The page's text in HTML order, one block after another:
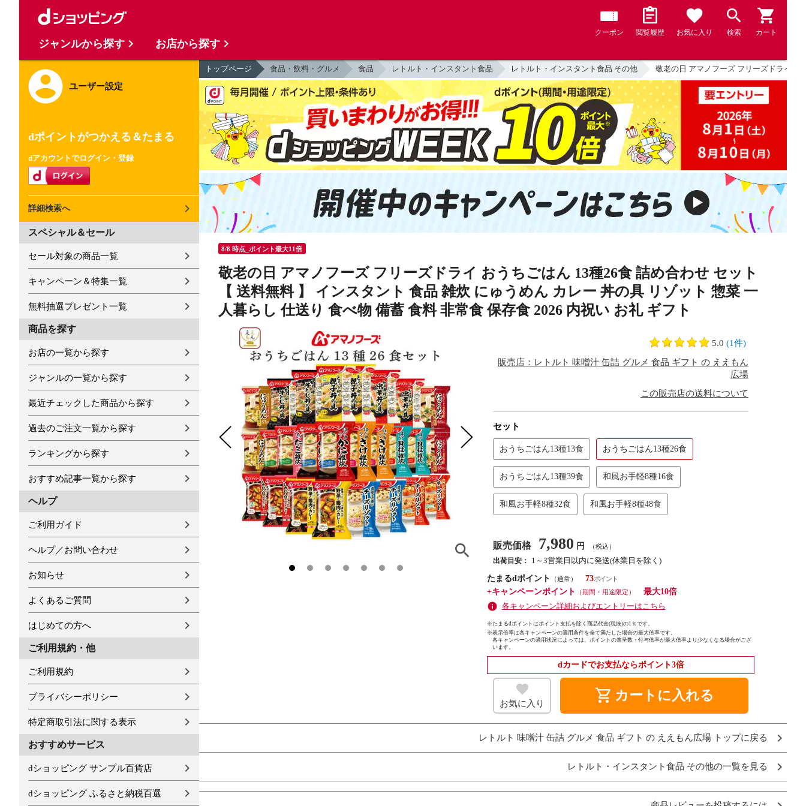
クーポン 閲覧履歴 お気に入り 検索 カート
ユーザー設定
dポイントがつかえる＆たまる
dアカウントでログイン・登録
詳細検索へ
スペシャル＆セール
セール対象の商品一覧
キャンペーン＆特集一覧
無料抽選プレゼント一覧
商品を探す
お店の一覧から探す
ジャンルの一覧から探す
最近チェックした商品から探す
過去のご注文一覧から探す
ランキングから探す
おすすめ記事一覧から探す
ヘルプ
ご利用ガイド
ヘルプ／お問い合わせ
お知らせ
よくあるご質問
はじめての方へ
ご利用規約・他
ご利用規約
プライバシーポリシー
特定商取引法に関する表示
おすすめサービス
dショッピング サンプル百貨店
dショッピング ふるさと納税百選
トップページ 食品・飲料・グルメ 食品 レトルト・インスタント食品 レトルト・インスタント食品 その他 敬老の日 アマノフーズ フリーズドライ お
8/8 時点_ポイント最大11倍
敬老の日 アマノフーズ フリーズドライ おうちごはん 13種26食 詰め合わせ セット
【 送料無料 】 インスタント 食品 雑炊 にゅうめん カレー 丼の具 リゾット 惣菜 一
人暮らし 仕送り 食べ物 備蓄 食料 非常食 保存食 2026 内祝い お礼 ギフト
5.0 (1件)
販売店：レトルト 味噌汁 缶詰 グルメ 食品 ギフト の ええもん
広場
この販売店の送料について
セット
おうちごはん13種13食 おうちごはん13種26食
おうちごはん13種39食 和風お手軽8種16食
和風お手軽8種32食 和風お手軽8種48食
販売価格 7,980 円 （税込）
出荷目安：
1～3営業日以内に発送(休業日を除く)
たまるdポイント
（通常）
73
+キャンペーンポイント
（期間・用途限定）
最大10倍
各キャンペーン詳細およびエントリーはこちら
※たまるdポイントはポイント支払を除く商品代金(税抜)の1％です。
※表示倍率は各キャンペーンの適用条件を全て満たした場合の最大倍率です。
各キャンペーンの適用状況によっては、ポイントの進呈数・付与倍率が最大倍率より少なくなる場合がござ
います。
dカードでお支払ならポイント3倍
お気に入り shopping_cart カートに入れる
レトルト 味噌汁 缶詰 グルメ 食品 ギフト の ええもん広場 トップに戻る
レトルト・インスタント食品 その他の一覧を見る
ジャンルから探す お店から探す